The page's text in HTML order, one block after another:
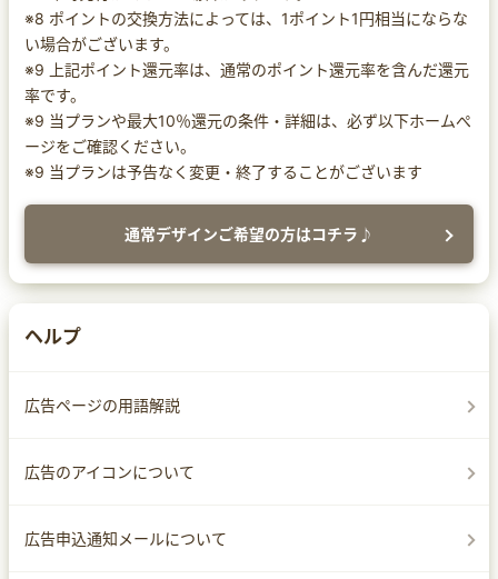
※8 ポイントの交換方法によっては、1ポイント1円相当にならな
い場合がございます。
※9 上記ポイント還元率は、通常のポイント還元率を含んだ還元
率です。
※9 当プランや最大10％還元の条件・詳細は、必ず以下ホームぺ
ージをご確認ください。
※9 当プランは予告なく変更・終了することがございます
通常デザインご希望の方はコチラ♪
ヘルプ
広告ページの用語解説
広告のアイコンについて
広告申込通知メールについて